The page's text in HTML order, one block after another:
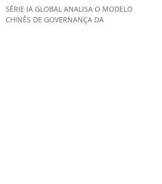
SÉRIE IA GLOBAL ANALISA O MODELO
CHINÊS DE GOVERNANÇA DA